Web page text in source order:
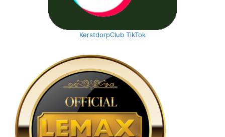
KerstdorpClub TikTok